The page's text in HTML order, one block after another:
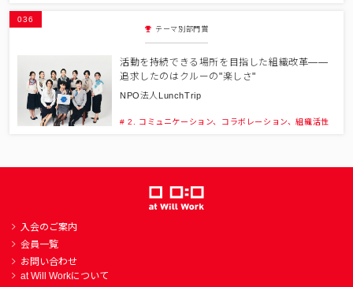
036
テーマ別部門賞
活動を持続できる場所を目指した組織改革――
追求したのはクルーの"楽しさ"
NPO法人LunchTrip
# 2. コミュニケーション、コラボレーション、組織活性
入会のご案内
会員一覧
お問い合わせ
at Will Workについて